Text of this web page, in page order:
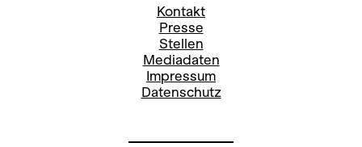
Kontakt
Presse
Stellen
Mediadaten
Impressum
Datenschutz